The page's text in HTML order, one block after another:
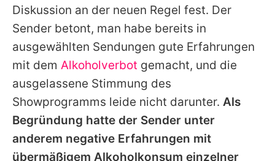
Diskussion an der neuen Regel fest. Der
Sender betont, man habe bereits in
ausgewählten Sendungen gute Erfahrungen
mit dem Alkoholverbot gemacht, und die
ausgelassene Stimmung des
Showprogramms leide nicht darunter. Als
Begründung hatte der Sender unter
anderem negative Erfahrungen mit
übermäßigem Alkoholkonsum einzelner